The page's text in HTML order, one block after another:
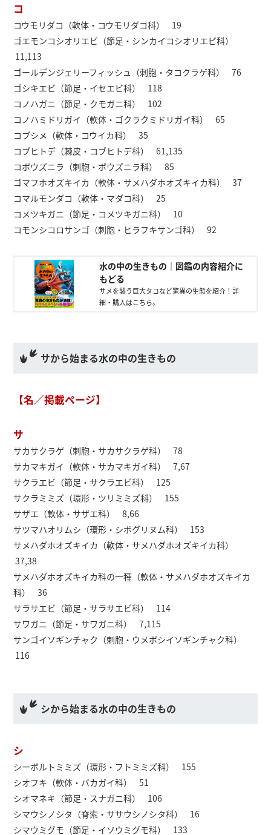
コ
コウモリダコ（軟体・コウモリダコ科） 19
ゴエモンコシオリエビ（節足・シンカイコシオリエビ科）
11,113
ゴールデンジェリーフィッシュ（刺胞・タコクラゲ科） 76
ゴシキエビ（節足・イセエビ科） 118
コノハガニ（節足・クモガニ科） 102
コノハミドリガイ（軟体・ゴクラクミドリガイ科） 65
コブシメ（軟体・コウイカ科） 35
コブヒトデ（棘皮・コブヒトデ科） 61,135
コボウズニラ（刺胞・ボウズニラ科） 85
ゴマフホオズキイカ（軟体・サメハダホオズキイカ科） 37
コマルモンダコ（軟体・マダコ科） 25
コメツキガニ（節足・コメツキガニ科） 10
コモンシコロサンゴ（刺胞・ヒラフキサンゴ科） 92
水の中の生きもの｜図鑑の内容紹介に
もどる
サメを襲う巨大タコなど驚異の生態を紹介！詳
細・購入はこちら。
サから始まる水の中の生きもの
【名／掲載ページ】
サ
サカサクラゲ（刺胞・サカサクラゲ科） 78
サカマキガイ（軟体・サカマキガイ科） 7,67
サクラエビ（節足・サクラエビ科） 125
サクラミミズ（環形・ツリミミズ科） 155
サザエ（軟体・サザエ科） 8,66
サツマハオリムシ（環形・シボグリヌム科） 153
サメハダホオズキイカ（軟体・サメハダホオズキイカ科）
37,38
サメハダホオズキイカ科の一種（軟体・サメハダホオズキイカ
科） 36
サラサエビ（節足・サラサエビ科） 114
サワガニ（節足・サワガニ科） 7,115
サンゴイソギンチャク（刺胞・ウメボシイソギンチャク科）
116
シから始まる水の中の生きもの
シ
シーボルトミミズ（環形・フトミミズ科） 155
シオフキ（軟体・バカガイ科） 51
シオマネキ（節足・スナガニ科） 106
シマウシノシタ（脊索・ササウシノシタ科） 16
シマウミグモ（節足・イソウミグモ科） 133